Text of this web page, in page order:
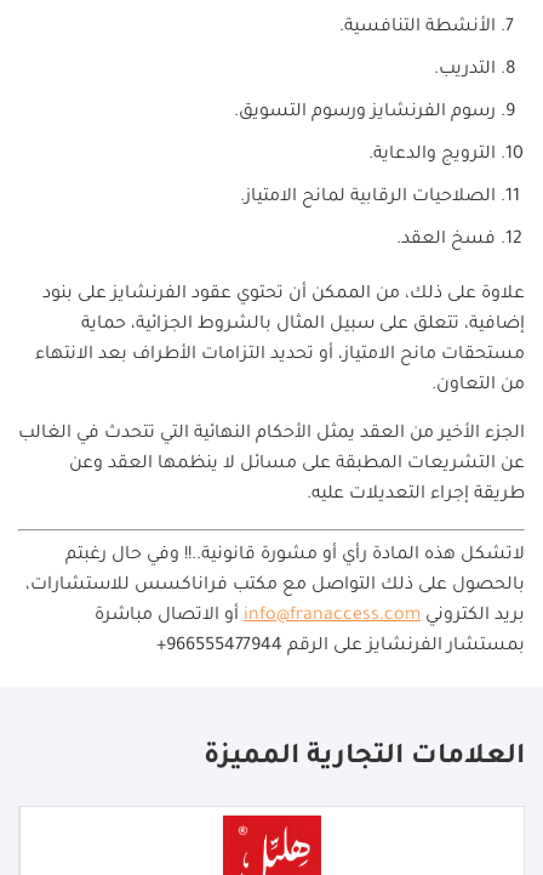
الأنشطة التنافسية.
التدريب.
رسوم الفرنشايز ورسوم التسويق.
الترويج والدعاية.
الصلاحيات الرقابية لمانح الامتياز.
فسخ العقد.
علاوة على ذلك، من الممكن أن تحتوي عقود الفرنشايز على بنود
إضافية، تتعلق على سبيل المثال بالشروط الجزائية، حماية
مستحقات مانح الامتياز، أو تحديد التزامات الأطراف بعد الانتهاء
من التعاون.
الجزء الأخير من العقد يمثل الأحكام النهائية التي تتحدث في الغالب
عن التشريعات المطبقة على مسائل لا ينظمها العقد وعن
طريقة إجراء التعديلات عليه.
لاتشكل هذه المادة رأي أو مشورة قانونية..!! وفي حال رغبتم
بالحصول على ذلك التواصل مع مكتب فراناكسس للاستشارات،
بريد الكتروني info@franaccess.com أو الاتصال مباشرة
بمستشار الفرنشايز على الرقم 966555477944+
العلامات التجارية المميزة